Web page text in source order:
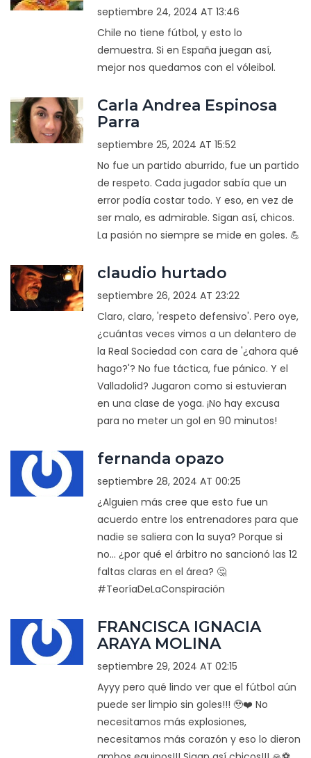
septiembre 24, 2024 AT 13:46
Chile no tiene fútbol, y esto lo
demuestra. Si en España juegan así,
mejor nos quedamos con el vóleibol.
Carla Andrea Espinosa
Parra
septiembre 25, 2024 AT 15:52
No fue un partido aburrido, fue un partido
de respeto. Cada jugador sabía que un
error podía costar todo. Y eso, en vez de
ser malo, es admirable. Sigan así, chicos.
La pasión no siempre se mide en goles. 💪
claudio hurtado
septiembre 26, 2024 AT 23:22
Claro, claro, 'respeto defensivo'. Pero oye,
¿cuántas veces vimos a un delantero de
la Real Sociedad con cara de '¿ahora qué
hago?'? No fue táctica, fue pánico. Y el
Valladolid? Jugaron como si estuvieran
en una clase de yoga. ¡No hay excusa
para no meter un gol en 90 minutos!
fernanda opazo
septiembre 28, 2024 AT 00:25
¿Alguien más cree que esto fue un
acuerdo entre los entrenadores para que
nadie se saliera con la suya? Porque si
no... ¿por qué el árbitro no sancionó las 12
faltas claras en el área? 🤔
#TeoríaDeLaConspiración
FRANCISCA IGNACIA
ARAYA MOLINA
septiembre 29, 2024 AT 02:15
Ayyy pero qué lindo ver que el fútbol aún
puede ser limpio sin goles!!! 🥹❤️ No
necesitamos más explosiones,
necesitamos más corazón y eso lo dieron